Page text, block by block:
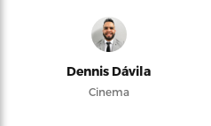
Dennis Dávila
Cinema